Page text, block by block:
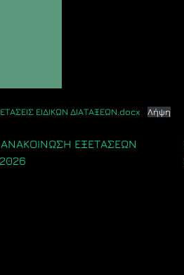
ΕΙΔΙΚΩΝ ΔΙΑΤΑΞΕΩΝ.docx Λήψη
ΑΝΑΚΟΙΝΩΣΗ ΕΞΕΤΑΣΕΩΝ